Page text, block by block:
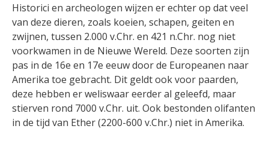
Historici en archeologen wijzen er echter op dat veel
van deze dieren, zoals koeien, schapen, geiten en
zwijnen, tussen 2.000 v.Chr. en 421 n.Chr. nog niet
voorkwamen in de Nieuwe Wereld. Deze soorten zijn
pas in de 16e en 17e eeuw door de Europeanen naar
Amerika toe gebracht. Dit geldt ook voor paarden,
deze hebben er weliswaar eerder al geleefd, maar
stierven rond 7000 v.Chr. uit. Ook bestonden olifanten
in de tijd van Ether (2200-600 v.Chr.) niet in Amerika.